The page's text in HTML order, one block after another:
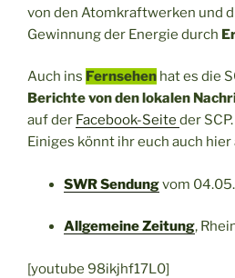
von den Atomkraftwerken und
Gewinnung der Energie durch
Auch ins Fernsehen hat es die
Berichte von den lokalen
auf der Facebook-Seite der SCP.
Einiges könnt ihr euch auch hier
SWR Sendungvom
Allgemeine Zeitung,
[youtube 98ikjhf17L0]